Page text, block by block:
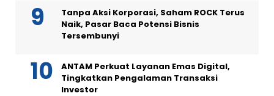
Tanpa Aksi Korporasi, Saham ROCK Terus
Naik, Pasar Baca Potensi Bisnis
Tersembunyi
ANTAM Perkuat Layanan Emas Digital,
Tingkatkan Pengalaman Transaksi
Investor